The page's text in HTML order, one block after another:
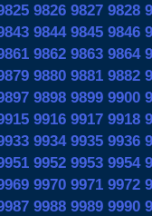
9826 9827 9828
9844 9845 9846
9862 9863 9864
9880 9881 9882
9898 9899 9900
9916 9917 9918
9934 9935 9936
9952 9953 9954
9970 9971 9972
9988 9989 9990